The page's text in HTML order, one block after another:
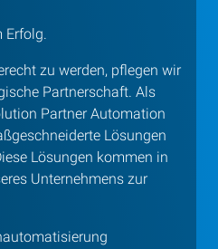
Erfolg.
zu werden, pflegen wir
Partnerschaft. Als
Partner Automation
Lösungen
Lösungen kommen in
Unternehmens zur